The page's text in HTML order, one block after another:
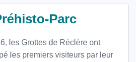
Parc
les Grottes de Réclère ont
les premiers visiteurs par leur